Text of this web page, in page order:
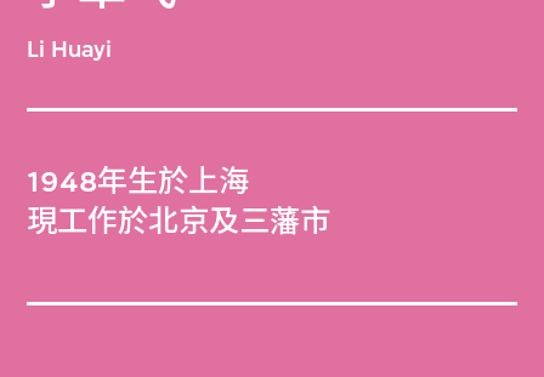
Li Huayi
1948年生於上海
現工作於北京及三藩市